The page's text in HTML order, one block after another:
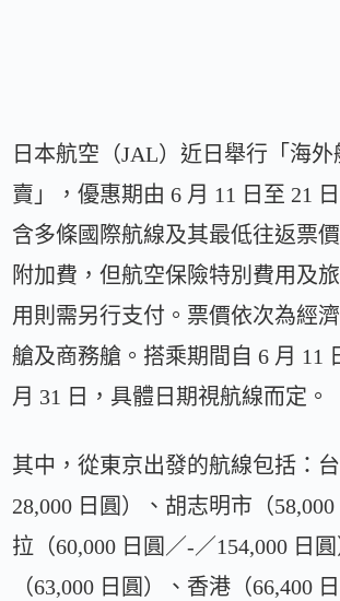
日本航空（JAL）近日舉行「海
賣」，優惠期由 6 月 11 日至 21
含多條國際航線及其最低往返票
附加費，但航空保險特別費用及
用則需另行支付。票價依次為經
艙及商務艙。搭乘期間自 6 月 11
月 31 日，具體日期視航線而定。
其中，從東京出發的航線包括：
28,000 日圓）、胡志明市（
拉（60,000 日圓／-／154,000 日
（63,000 日圓）、香港（66,400